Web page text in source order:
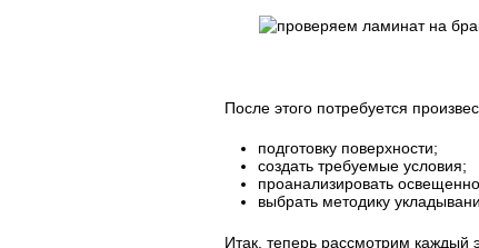
После этого потребуется
подготовку поверхности;
создать требуемые условия;
проанализировать
выбрать методику
Итак, теперь рассмотрим каждый